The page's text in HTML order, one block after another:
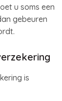
u soms een
gebeuren
is